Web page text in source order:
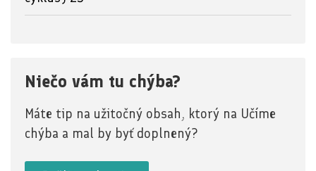
Niečo vám tu chýba?
Máte tip na užitočný obsah, ktorý na Učíme
chýba a mal by byť doplnený?